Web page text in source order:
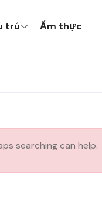
trú Ẩm thực
searching can help.